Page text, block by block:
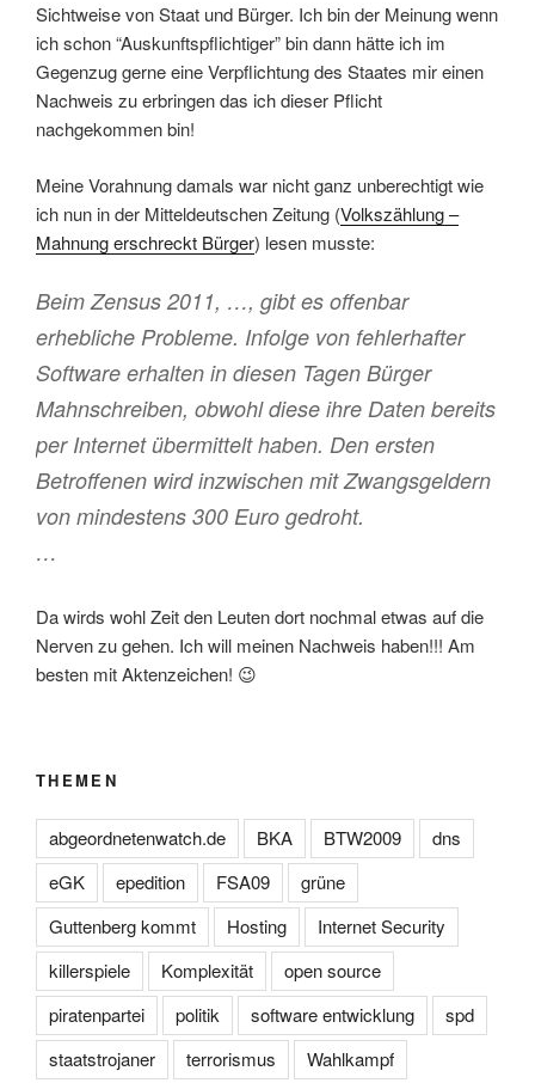
Sichtweise von Staat und Bürger. Ich bin der Meinung wenn
ich schon “Auskunftspflichtiger” bin dann hätte ich im
Gegenzug gerne eine Verpflichtung des Staates mir einen
Nachweis zu erbringen das ich dieser Pflicht
nachgekommen bin!
Meine Vorahnung damals war nicht ganz unberechtigt wie
ich nun in der Mitteldeutschen Zeitung (Volkszählung –
Mahnung erschreckt Bürger) lesen musste:
Beim Zensus 2011, …, gibt es offenbar
erhebliche Probleme. Infolge von fehlerhafter
Software erhalten in diesen Tagen Bürger
Mahnschreiben, obwohl diese ihre Daten bereits
per Internet übermittelt haben. Den ersten
Betroffenen wird inzwischen mit Zwangsgeldern
von mindestens 300 Euro gedroht.
…
Da wirds wohl Zeit den Leuten dort nochmal etwas auf die
Nerven zu gehen. Ich will meinen Nachweis haben!!! Am
besten mit Aktenzeichen! 😉
THEMEN
abgeordnetenwatch.de BKA BTW2009
dns
eGK
epedition FSA09
grüne
Guttenberg kommt
Hosting
Internet Security
killerspiele
Komplexität
open source
piratenpartei
politik software entwicklung
spd
staatstrojaner
terrorismus Wahlkampf